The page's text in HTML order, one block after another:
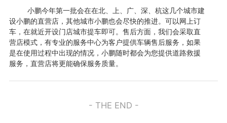
小鹏今年第一批会在在北、上、广、深、杭这几个城市建
设小鹏的直营店，其他城市小鹏也会尽快的推进。可以网上订
车，在就近开设门店城市提车即可。售后方面，我们会采取直
营店模式，有专业的服务中心为客户提供车辆售后服务，如果
是在使用过程中出现的情况，小鹏随时都会为您提供道路救援
服务，直营店将更能确保服务质量。
- THE END -